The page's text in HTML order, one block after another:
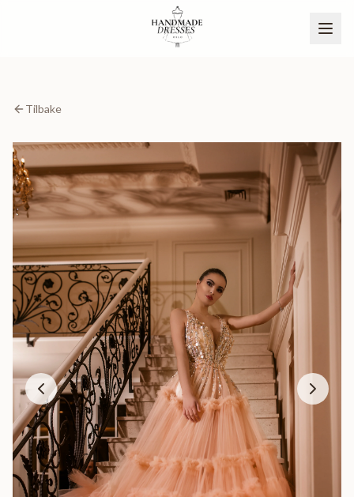
NO BLI PARTNER
Tilbake